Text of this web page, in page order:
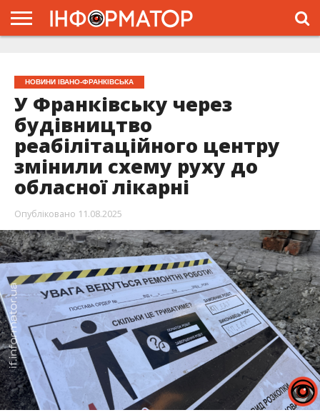
НОВИНИ ІВАНО-ФРАНКІВСЬКА
У Франківську через
будівництво
реабілітаційного центру
змінили схему руху до
обласної лікарні
Опубліковано 11.08.2025